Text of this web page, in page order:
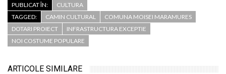
PUBLICAT ÎN:
CULTURA
TAGGED:
CAMIN CULTURAL
COMUNA MOISEI MARAMURES
DOTARI PROIECT
INFRASTRUCTURA EXCEPTIE
NOI COSTUME POPULARE
ARTICOLE SIMILARE